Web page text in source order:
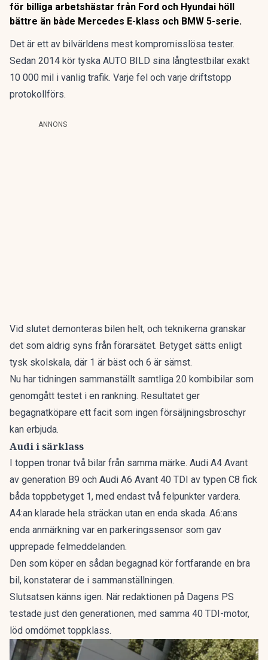
för billiga arbetshästar från Ford och Hyundai höll
bättre än både Mercedes E-klass och BMW 5-serie.
Det är ett av bilvärldens mest kompromisslösa tester.
Sedan 2014 kör tyska AUTO BILD sina långtestbilar exakt
10 000 mil i vanlig trafik. Varje fel och varje driftstopp
protokollförs.
ANNONS
Vid slutet demonteras bilen helt, och teknikerna granskar
det som aldrig syns från förarsätet. Betyget sätts enligt
tysk skolskala, där 1 är bäst och 6 är sämst.
Nu har tidningen sammanställt samtliga 20 kombibilar som
genomgått testet i en rankning. Resultatet ger
begagnatköpare ett facit som ingen försäljningsbroschyr
kan erbjuda.
Audi i särklass
I toppen tronar två bilar från samma märke. Audi A4 Avant
av generation B9 och Audi A6 Avant 40 TDI av typen C8 fick
båda toppbetyget 1, med endast två felpunkter vardera.
A4:an klarade hela sträckan utan en enda skada. A6:ans
enda anmärkning var en parkeringssensor som gav
upprepade felmeddelanden.
Den som köper en sådan begagnad kör fortfarande en bra
bil, konstaterar de i sammanställningen.
Slutsatsen känns igen. När redaktionen på Dagens PS
testade just den generationen, med samma 40 TDI-motor,
löd omdömet toppklass.